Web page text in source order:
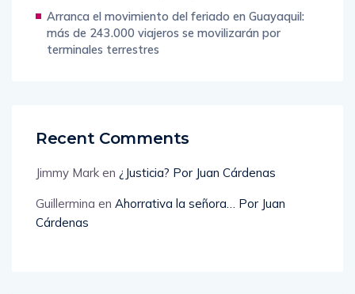
Arranca el movimiento del feriado en Guayaquil:
más de 243.000 viajeros se movilizarán por
terminales terrestres
Recent Comments
Jimmy Mark en ¿Justicia? Por Juan Cárdenas
Guillermina en Ahorrativa la señora… Por Juan
Cárdenas